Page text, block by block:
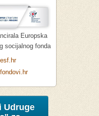
Europska
socijalnog fonda
Udruge